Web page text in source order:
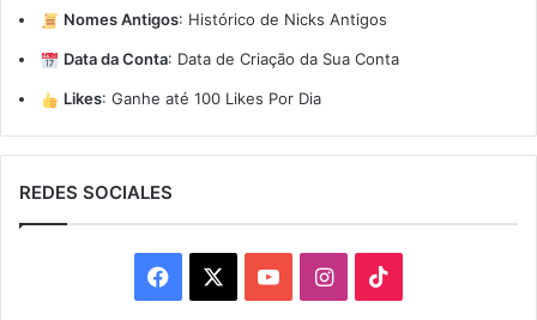
Nomes Antigos: Histórico de Nicks Antigos
Data da Conta: Data de Criação da Sua Conta
Likes: Ganhe até 100 Likes Por Dia
REDES SOCIALES
Facebook YouTubeInstagram